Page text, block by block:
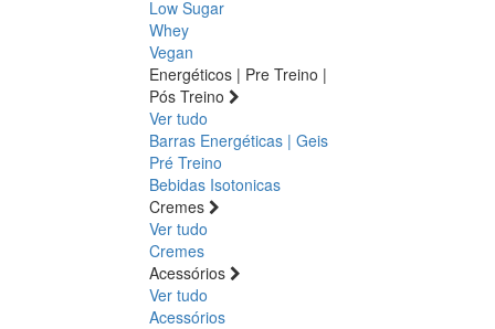
Low Sugar
Whey
Vegan
Energéticos | Pre Treino |
Pós Treino
Ver tudo
Barras Energéticas | Geis
Pré Treino
Bebidas Isotonicas
Cremes
Ver tudo
Cremes
Acessórios
Ver tudo
Acessórios